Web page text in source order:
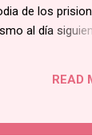
de los
al día
hacia la
a un
READ